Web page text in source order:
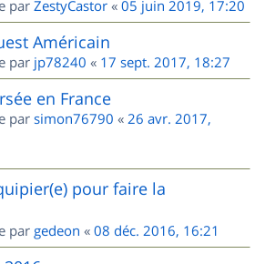
par ZestyCastor « 05 juin 2019, 17:20
Américain
par jp78240 « 17 sept. 2017, 18:27
en France
par simon76790 « 26 avr. 2017,
pour faire la
par gedeon « 08 déc. 2016, 16:21